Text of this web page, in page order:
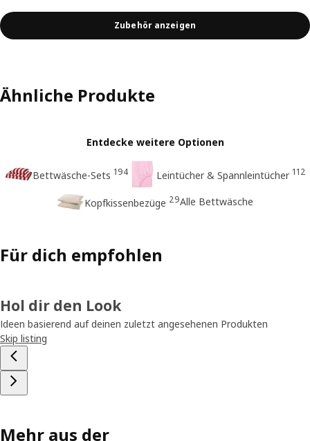
Zubehör anzeigen
Ähnliche Produkte
Entdecke weitere Optionen
Bettwäsche-Sets 194 Leintücher & Spannleintücher 112
Kopfkissenbezüge 29Alle Bettwäsche
Für dich empfohlen
Hol dir den Look
Ideen basierend auf deinen zuletzt angesehenen Produkten
Skip listing
Mehr aus der